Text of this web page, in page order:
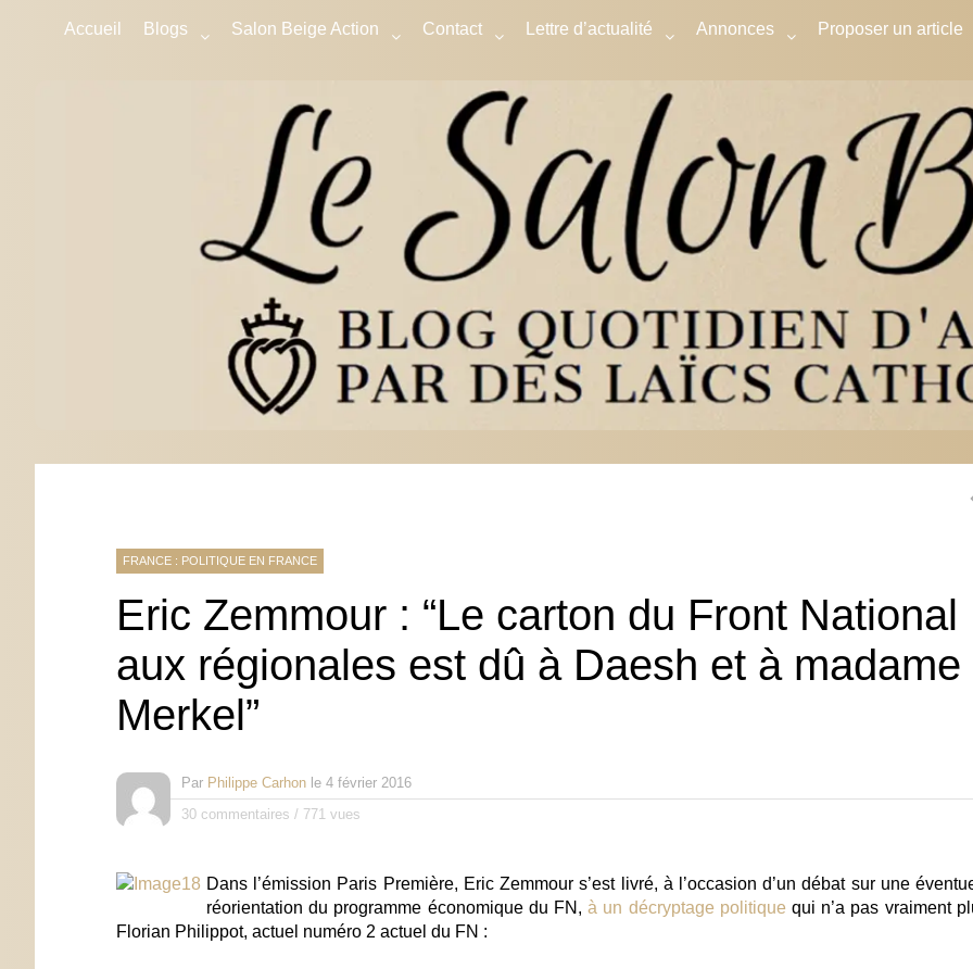
Accueil Blogs Salon Beige Action Contact Lettre d’actualité Annonces Proposer un article
FRANCE : POLITIQUE EN FRANCE
Eric Zemmour : “Le carton du Front National
aux régionales est dû à Daesh et à madame
Merkel”
Par Philippe Carhon le 4 février 2016
30 commentaires / 771 vues
Dans l’émission Paris Première, Eric Zemmour s’est livré, à l’occasion d’un débat sur une
réorientation du programme économique du FN,à un décryptage politique qui n’a pas vraiment
Florian Philippot, actuel numéro 2 actuel du FN :